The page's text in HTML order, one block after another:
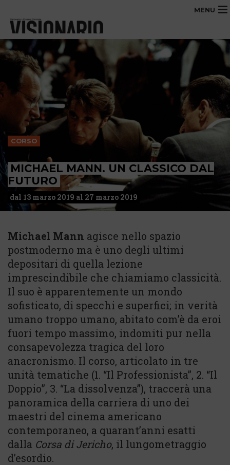
MENU
CORSO
MICHAEL MANN. UN CLASSICO DAL
FUTURO
dal 13 marzo 2019 al 27 marzo 2019
Michael Mann agisce nello spazio
postmoderno ma è uno degli ultimi
depositari di quella lezione
imprescindibile che chiamiamo classicità.
Il suo è apparentemente un mondo
sofisticato, di specchi e superfici; in verità
umano troppo umano, abitato com’è da eroi
fuori tempo massimo, indomiti pur nella
consapevolezza tragica del loro
anacronismo. Il corso, articolato in tre
unità tematiche (1. “Il Professionista”, 2. “Il
Doppio”, 3. “La dissolvenza”), traccerà una
panoramica della carriera di uno dei
maestri del cinema americano
contemporaneo, a quarant’anni esatti
dalla Corsa di Jericho, il lungometraggio
d’esordio.